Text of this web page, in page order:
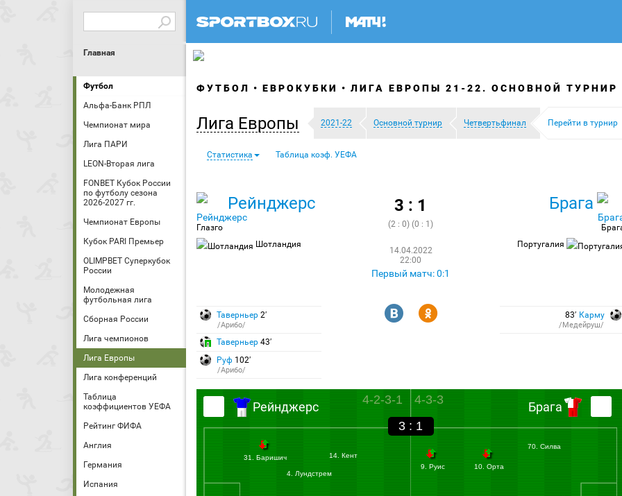
Главная
Футбол
Альфа-Банк РПЛ
Чемпионат мира
Лига ПАРИ
LEON-Вторая лига
FONBET Кубок России
по футболу сезона
2026-2027 гг.
Чемпионат Европы
Кубок PARI Премьер
OLIMPBET Суперкубок
России
Молодежная
футбольная лига
Сборная России
Лига чемпионов
Лига Европы
Лига конференций
Таблица
коэффициентов УЕФА
Рейтинг ФИФА
Англия
Германия
Испания
ФУТБОЛ ЕВРОКУБКИ ЛИГА ЕВРОПЫ 21-22. ОСНОВНОЙ ТУРНИР
Лига Европы 2021-22 Основной турнир Четвертьфинал Перейти в турнир
Статистика Таблица коэф. УЕФА
Рейнджерс
Глазго
Шотландия
3 : 1
(2 : 0) (0 : 1)
14.04.2022
22:00
Первый матч: 0:1
Брага
Португалия
Таверньер 2′
/Арибо/
Таверньер 43′
Руф 102′
/Арибо/
R Y 83′ Карму
/Медейруш/
3 : 1
Рейнджерс 4-2-3-1
31. Баришич 14. Кент
4. Лундстрем
4-3-3 Брага
70. Силва
10. Орта
9. Руис